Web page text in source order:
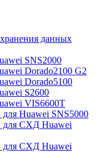
данных
SNS2000
Dorado2100 G2
Dorado5100
S2600
VIS6600T
Huawei SNS5000
для СХД Huawei
для СХД Huawei